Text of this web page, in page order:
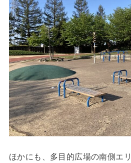
ほかにも、多目的広場の南側エ